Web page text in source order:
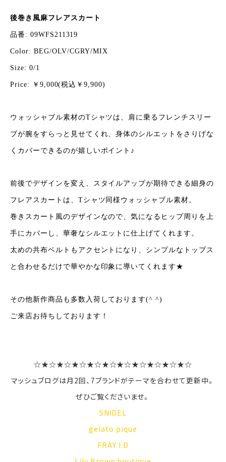
後巻き風麻フレアスカート
品番: 09WFS211319
Color: BEG/OLV/CGRY/MIX
Size: 0/1
Price: ￥9,000(税込￥9,900)
ウォッシャブル素材のTシャツは、肩に乗るフレンチスリー
ブが腕をすらっと見せて くれ、身体のシルエットをさりげな
くカバーできるのが嬉しいポイント♪
前後でデザインを変え、スタイルアップが期待できる細身の
フレアスカートは、Tシャツ同様ウォッシャブル素材。
巻きスカート風のデザインなので、気になるヒップ周りを上
手にカバーし、華奢なシ ルエットに仕上げてくれます。
太めの共布ベルトもアクセントになり、シンプルなトップス
と合わせるだけで華やかな印象に導いてくれます★
その他新作商品も多数入荷しております(^ ^)
ご来店お待ちしております！
☆★☆★☆★☆★☆★☆★☆★☆★☆★☆★☆
マッシュブログは月2回、7ブランドがテーマを合わせて更新中。
ぜひご覧くださいませ。
SNIDEL
gelato pique
FRAY I.D